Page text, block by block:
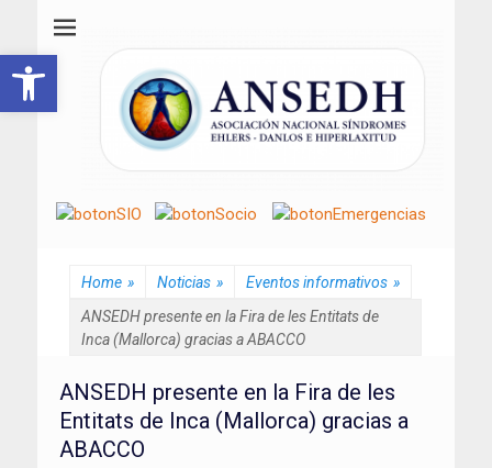
Abrir barra de herramientas
Home » Noticias » Eventos informativos »
ANSEDH presente en la Fira de les Entitats de
Inca (Mallorca) gracias a ABACCO
ANSEDH presente en la Fira de les
Entitats de Inca (Mallorca) gracias a
ABACCO